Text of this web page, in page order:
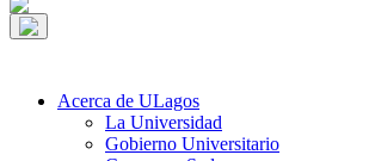
Acerca de ULagos
La Universidad
Gobierno Universitario